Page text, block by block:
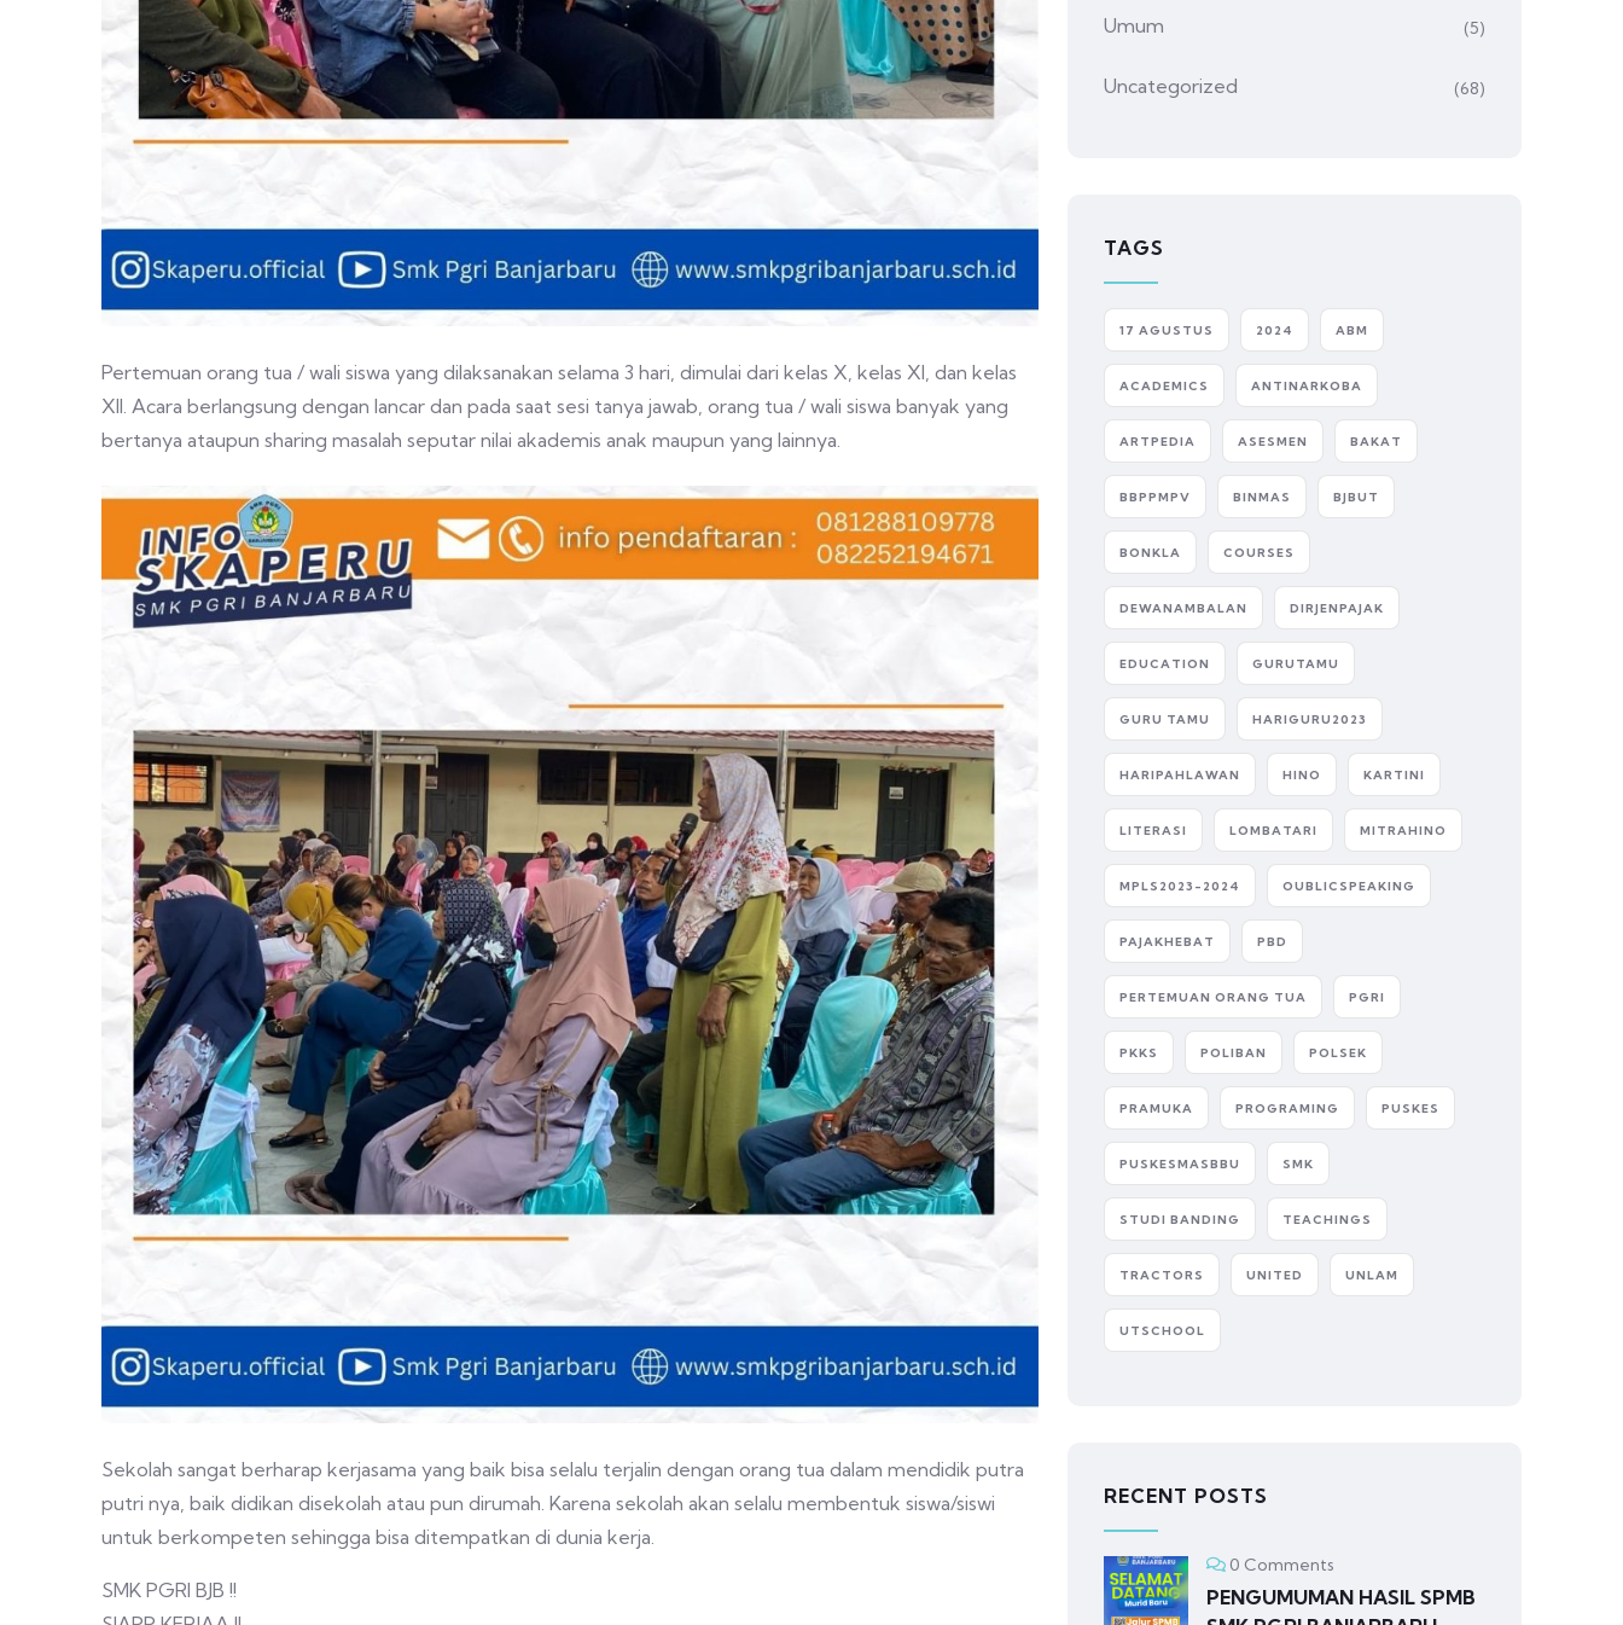
Pertemuan orang tua / wali siswa yang dilaksanakan selama 3 hari, dimulai dari kelas X, kelas XI, dan kelas
XII. Acara berlangsung dengan lancar dan pada saat sesi tanya jawab, orang tua / wali siswa banyak yang
bertanya ataupun sharing masalah seputar nilai akademis anak maupun yang lainnya.
Sekolah sangat berharap kerjasama yang baik bisa selalu terjalin dengan orang tua dalam mendidik putra
putri nya, baik didikan disekolah atau pun dirumah. Karena sekolah akan selalu membentuk siswa/siswi
untuk berkompeten sehingga bisa ditempatkan di dunia kerja.
SMK PGRI BJB !!
Umum (5)
Uncategorized (68)
TAGS
17 AGUSTUS 2024 ABM
ACADEMICS ANTINARKOBA
ARTPEDIA ASESMEN BAKAT
BBPPMPV BINMAS BJBUT
BONKLA COURSES
DEWANAMBALAN DIRJENPAJAK
EDUCATION GURUTAMU
GURU TAMU HARIGURU2023
HARIPAHLAWAN HINO KARTINI
LITERASI LOMBATARI MITRAHINO
MPLS2023-2024 OUBLICSPEAKING
PAJAKHEBAT PBD
PERTEMUAN ORANG TUA PGRI
PKKS POLIBAN POLSEK
PRAMUKA PROGRAMING PUSKES
PUSKESMASBBU SMK
STUDI BANDING TEACHINGS
TRACTORS UNITED UNLAM
UTSCHOOL
RECENT POSTS
0 Comments
PENGUMUMAN HASIL SPMB